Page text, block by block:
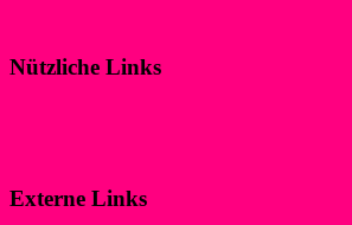
Nützliche Links
Externe Links